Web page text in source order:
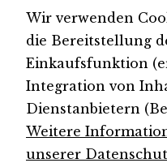
Für Neuigkeiten
Folgen Sie uns
Instagram
Wir verwenden
die Bereitstellung
Einkaufsfunktion
Integration von
Dienstanbietern
Weitere
unserer